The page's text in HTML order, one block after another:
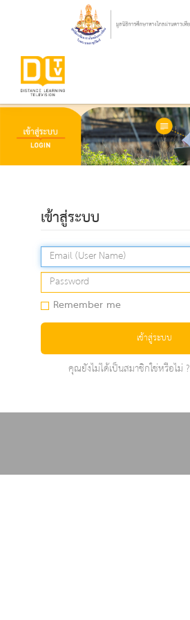
เข้าสู่ระบบ
Remember me
เข้าสู่ระบบ
คุณยังไม่ได้เป็นสมาชิกใช่หรือไม่ ?